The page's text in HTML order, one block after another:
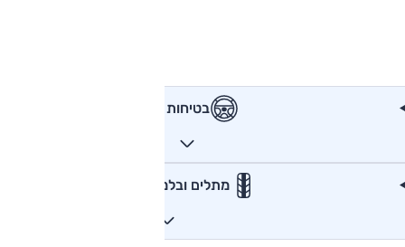
בטיחות
מתלים ובלמים